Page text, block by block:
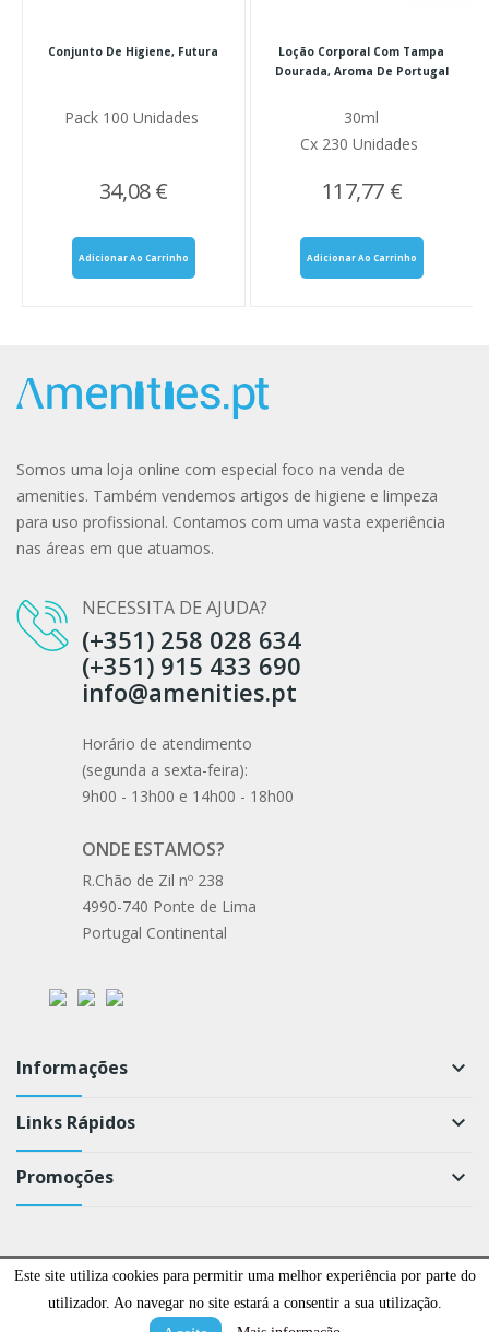
Este site utiliza cookies para permitir uma melhor experiência por parte do
utilizador. Ao navegar no site estará a consentir a sua utilização.
Conjunto De Higiene, Futura
Pack 100 Unidades
34,08 €
Adicionar Ao Carrinho
Loção Corporal Com Tampa
Dourada, Aroma De Portugal
30ml
Cx 230 Unidades
117,77 €
Adicionar Ao Carrinho
Somos uma loja online com especial foco na venda de
amenities. Também vendemos artigos de higiene e limpeza
para uso profissional. Contamos com uma vasta experiência
nas áreas em que atuamos.
NECESSITA DE AJUDA?
(+351) 258 028 634
(+351) 915 433 690
info@amenities.pt
Horário de atendimento
(segunda a sexta-feira):
9h00 - 13h00 e 14h00 - 18h00
ONDE ESTAMOS?
R.Chão de Zil nº 238
4990-740 Ponte de Lima
Portugal Continental
Informações keyboard_arrow_down
Links Rápidos keyboard_arrow_down
Promoções keyboard_arrow_down
Todos os direitos reservados ©